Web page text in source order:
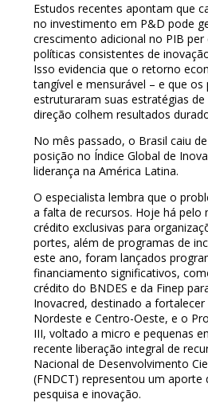
Estudos recentes apontam que
no investimento em P&D pode
crescimento adicional no PIB
políticas consistentes de
Isso evidencia que o retorno
tangível e mensurável – e que os
estruturaram suas estratégias
direção colhem resultados
No mês passado, o Brasil caiu de
posição no Índice Global de
liderança na América Latina.
O especialista lembra que o
a falta de recursos. Hoje há pelo
crédito exclusivas para
portes, além de programas de
este ano, foram lançados
financiamento significativos,
crédito do BNDES e da Finep
Inovacred, destinado a
Nordeste e Centro-Oeste, e o
III, voltado a micro e pequenas
recente liberação integral de
Nacional de Desenvolvimento
(FNDCT) representou um aporte
pesquisa e inovação.